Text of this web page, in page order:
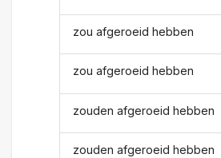
zou afgeroeid hebben
zou afgeroeid hebben
zouden afgeroeid hebben
zouden afgeroeid hebben